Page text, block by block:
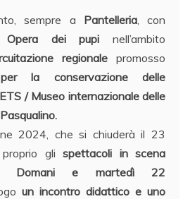
sempre a Pantelleria, con
Opera dei pupinell’ambito
regionale promosso
la conservazione delle
/ Museo internazionale delle
2024, che si chiuderà il 23
gli spettacoli in scena
Domani e martedì 22
un incontro didattico e uno